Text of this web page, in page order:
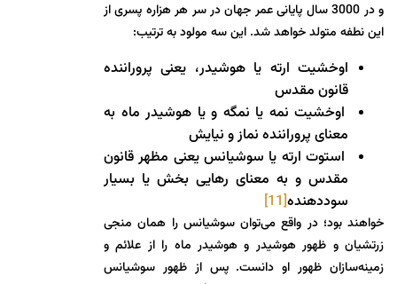
و در 3000 سال پایانی عمر جهان در سر هر هزاره پسری از
این نطفه متولد خواهد شد. این سه مولود به ترتیب:
اوخشیت ارته یا هوشیدر، یعنی پروراننده
قانون مقدس
اوخشیت نمه یا نمگه و یا هوشیدر ماه به
معنای پروراننده نماز و نیایش
استوت ارته یا سوشیانس یعنی مظهر قانون
مقدس و به معنای رهایی بخش یا بسیار
سوددهنده[11]
خواهند بود؛ در واقع می‌توان سوشیانس را همان منجی
زرتشیان و ظهور هوشیدر و هوشیدر ماه را از علائم و
زمینه‌سازان ظهور او دانست. پس از ظهور سوشیانس